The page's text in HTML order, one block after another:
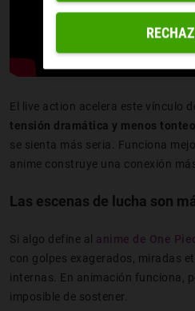
El live action acelera este vínculo
tensión dramática y menos tonteo
se sienta más seria. Funciona
anime construye una conexión
Las escenas de lucha son
Si algo define al anime de One
con golpes exagerados, miradas
internas. En animación funciona,
imposible de sostener.